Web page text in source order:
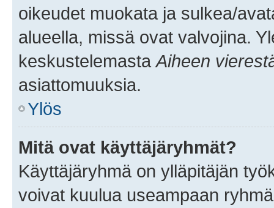
oikeudet muokata ja sulkea/
alueella, missä ovat valvojina.
keskustelemasta Aiheen
asiattomuuksia.
Ylös
Mitä ovat käyttäjäryhmät?
Käyttäjäryhmä on ylläpitäjän
voivat kuulua useampaan